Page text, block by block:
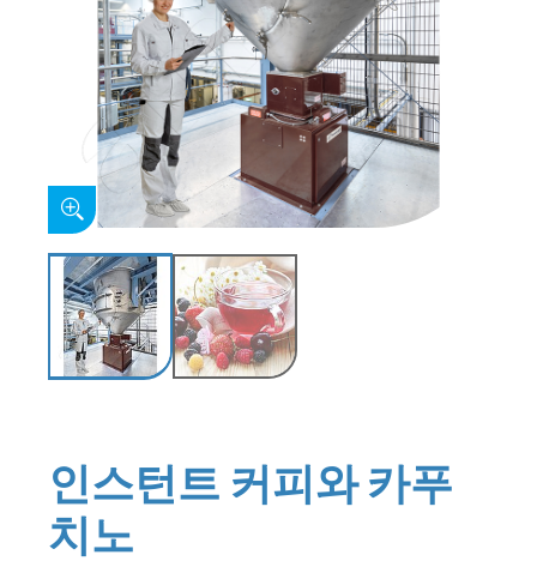
인스턴트 커피와 카푸
치노